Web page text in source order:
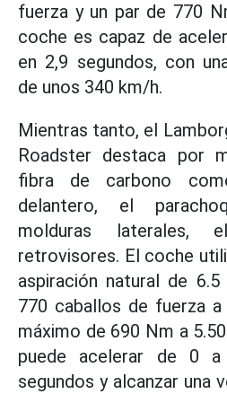
fuerza y un par de 770
coche es capaz de
en 2,9 segundos, con
de unos 340 km/h.
Mientras tanto, el
Roadster destaca por
fibra de carbono
delantero, el
molduras
retrovisores. El coche
aspiración natural de
770 caballos de fuerza
máximo de 690 Nm a
puede acelerar de 0
segundos y alcanzar una